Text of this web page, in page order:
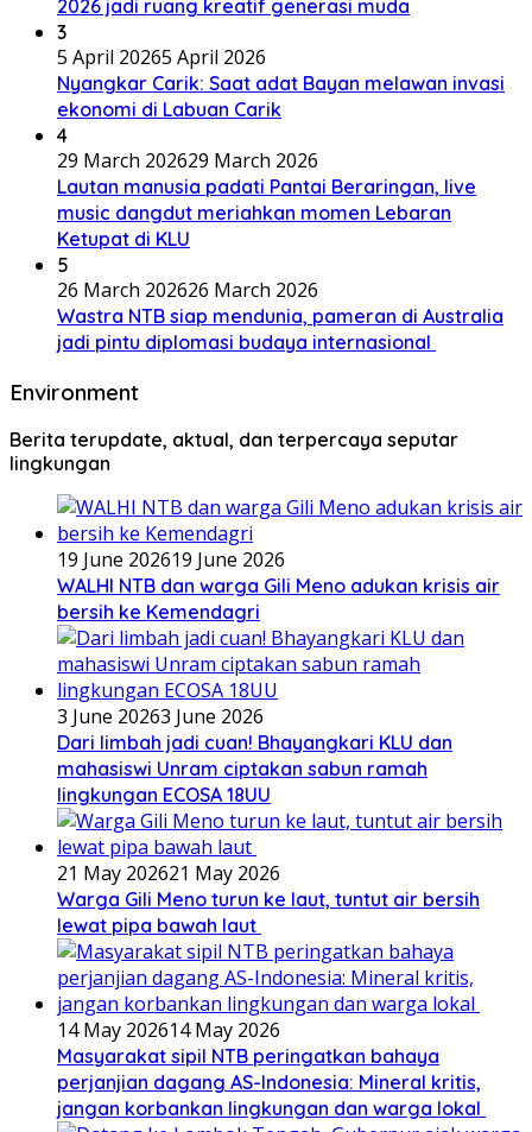
2026 jadi ruang kreatif generasi muda
3
5 April 20265 April 2026
Nyangkar Carik: Saat adat Bayan melawan invasi
ekonomi di Labuan Carik
4
29 March 202629 March 2026
Lautan manusia padati Pantai Beraringan, live
music dangdut meriahkan momen Lebaran
Ketupat di KLU
5
26 March 202626 March 2026
Wastra NTB siap mendunia, pameran di Australia
jadi pintu diplomasi budaya internasional
Environment
Berita terupdate, aktual, dan terpercaya seputar
lingkungan
19 June 202619 June 2026
WALHI NTB dan warga Gili Meno adukan krisis air
bersih ke Kemendagri
3 June 20263 June 2026
Dari limbah jadi cuan! Bhayangkari KLU dan
mahasiswi Unram ciptakan sabun ramah
lingkungan ECOSA 18UU
21 May 202621 May 2026
Warga Gili Meno turun ke laut, tuntut air bersih
lewat pipa bawah laut
14 May 202614 May 2026
Masyarakat sipil NTB peringatkan bahaya
perjanjian dagang AS-Indonesia: Mineral kritis,
jangan korbankan lingkungan dan warga lokal